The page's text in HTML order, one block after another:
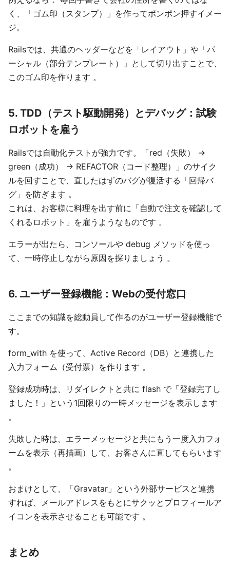
く、「ゴム印（スタンプ）」を作ってポンポン押すイメー
ジ。
Railsでは、共通のヘッダーなどを「レイアウト」や「パ
ーシャル（部分テンプレート）」として切り出すことで、
このゴム印を作ります 。
5. TDD（テスト駆動開発）とデバッグ：試験
ロボットを雇う
Railsでは自動化テストが強力です。「red（失敗） →
green（成功） → REFACTOR（コード整理）」のサイク
ルを回すことで、直したはずのバグが復活する「回帰バ
グ」を防ぎます 。
これは、お客様に料理を出す前に「自動で注文を確認して
くれるロボット」を雇うようなものです 。
エラーが出たら、コンソールや debug メソッドを使っ
て、一時停止しながら原因を探りましょう 。
6. ユーザー登録機能：Webの受付窓口
ここまでの知識を総動員して作るのがユーザー登録機能で
す。
form_with を使って、Active Record（DB）と連携した
入力フォーム（受付票）を作ります 。
登録成功時は、リダイレクトと共に flash で「登録完了し
ました！」という1回限りの一時メッセージを表示します
。
失敗した時は、エラーメッセージと共にもう一度入力フォ
ームを表示（再描画）して、お客さんに直してもらいます
。
おまけとして、「Gravatar」という外部サービスと連携
すれば、メールアドレスをもとにサクッとプロフィールア
イコンを表示させることも可能です 。
まとめ